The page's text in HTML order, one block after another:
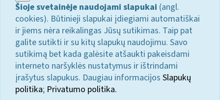
Šioje svetainėje naudojami slapukai (angl.
cookies). Būtinieji slapukai įdiegiami automatiškai
ir jiems nėra reikalingas Jūsų sutikimas. Taip pat
galite sutikti ir su kitų slapukų naudojimu. Savo
sutikimą bet kada galėsite atšaukti pakeisdami
interneto naršyklės nustatymus ir ištrindami
įrašytus slapukus. Daugiau informacijos Slapukų
politika; Privatumo politika.